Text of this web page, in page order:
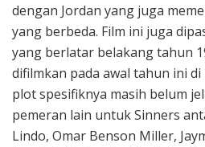
dengan Jordan yang juga
yang berbeda. Film ini juga
yang berlatar belakang tahun
difilmkan pada awal tahun ini di
plot spesifiknya masih belum
pemeran lain untuk Sinners
Lindo, Omar Benson Miller,